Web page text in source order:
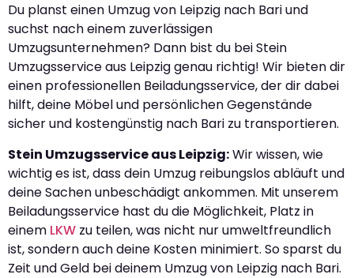
Du planst einen Umzug von Leipzig nach Bari und
suchst nach einem zuverlässigen
Umzugsunternehmen? Dann bist du bei Stein
Umzugsservice aus Leipzig genau richtig! Wir bieten dir
einen professionellen Beiladungsservice, der dir dabei
hilft, deine Möbel und persönlichen Gegenstände
sicher und kostengünstig nach Bari zu transportieren.
Stein Umzugsservice aus Leipzig:Wir wissen, wie
wichtig es ist, dass dein Umzug reibungslos abläuft und
deine Sachen unbeschädigt ankommen. Mit unserem
Beiladungsservice hast du die Möglichkeit, Platz in
einem LKW zu teilen, was nicht nur umweltfreundlich
ist, sondern auch deine Kosten minimiert. So sparst du
Zeit und Geld bei deinem Umzug von Leipzig nach Bari.